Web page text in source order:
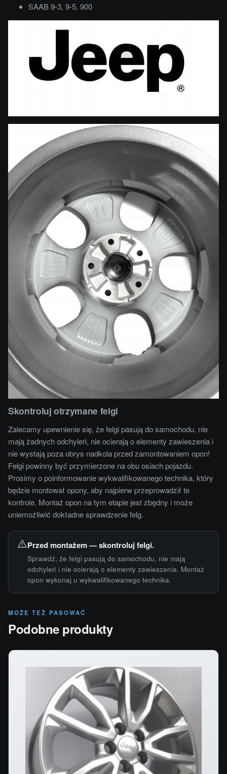
SAAB 9-3, 9-5, 900
Skontroluj otrzymane felgi
Zalecamy upewnienie się, że felgi pasują do samochodu, nie
mają żadnych odchyleń, nie ocierają o elementy zawieszenia i
nie wystają poza obrys nadkola przed zamontowaniem opon!
Felgi powinny być przymierzone na obu osiach pojazdu.
Prosimy o poinformowanie wykwalifikowanego technika, który
będzie montował opony, aby najpierw przeprowadził te
kontrole. Montaż opon na tym etapie jest zbędny i może
uniemożliwić dokładne sprawdzenie felg.
Przed montażem — skontroluj felgi.
Sprawdź, że felgi pasują do samochodu, nie mają
odchyleń i nie ocierają o elementy zawieszenia. Montaż
opon wykonaj u wykwalifikowanego technika.
MOŻE TEŻ PASOWAĆ
Podobne produkty